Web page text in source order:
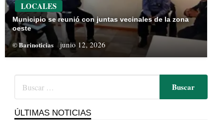
LOCALES
Municipio se reunió con juntas vecinales de la zona
oeste
© Barinoticias junio 12, 2026
ÚLTIMAS NOTICIAS